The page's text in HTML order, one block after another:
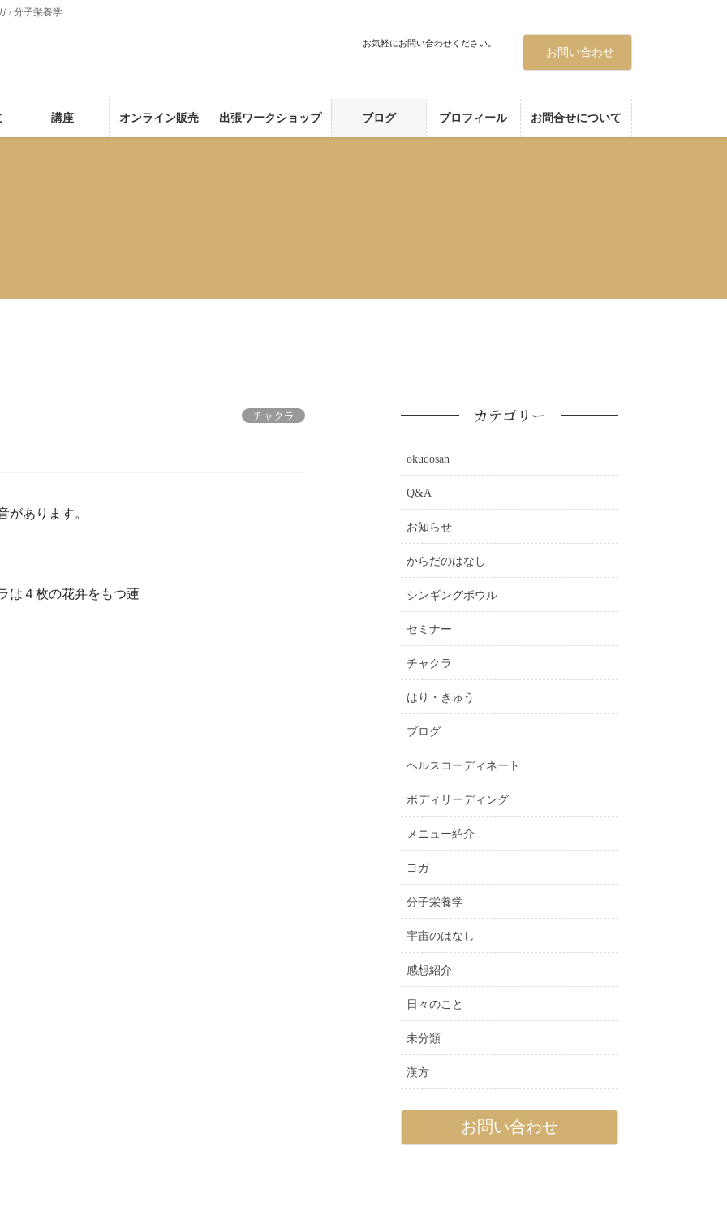
/ 分子栄養学
お気軽にお問い合わせください。
お問い合わせ
講座 オンライン販売 出張ワークショップ ブログ プロフィール お問合せについて
チャクラ
があります。
は４枚の花弁をもつ蓮
カテゴリー
okudosan
Q&A
お知らせ
からだのはなし
シンギングボウル
セミナー
チャクラ
はり・きゅう
ブログ
ヘルスコーディネート
ボディリーディング
メニュー紹介
ヨガ
分子栄養学
宇宙のはなし
感想紹介
日々のこと
未分類
漢方
お問い合わせ